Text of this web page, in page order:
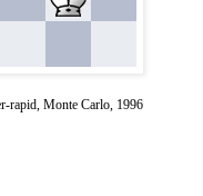
rapid, Monte Carlo, 1996